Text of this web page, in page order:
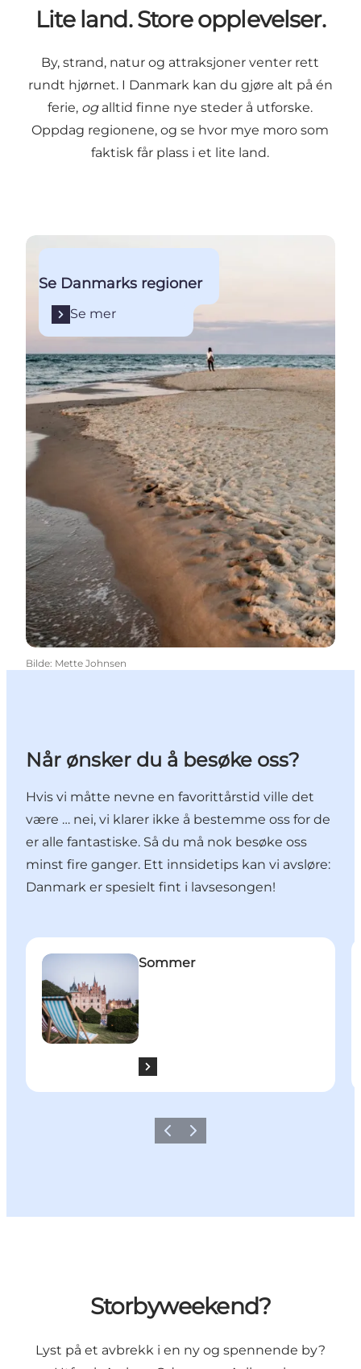
Lite land. Store opplevelser.
By, strand, natur og attraksjoner venter rett
rundt hjørnet. I Danmark kan du gjøre alt på én
ferie, ogalltid finne nye steder å utforske.
Oppdag regionene, og se hvor mye moro som
faktisk får plass i et lite land.
Se mer
Se Danmarks regioner
Se mer
Bilde: Mette Johnsen
Når ønsker du å besøke oss?
Hvis vi måtte nevne en favorittårstid ville det
være … nei, vi klarer ikke å bestemme oss for de
er alle fantastiske. Så du må nok besøke oss
minst fire ganger. Ett innsidetips kan vi avsløre:
Danmark er spesielt fint i lavsesongen!
Sommer
Sommer
ForrigeNeste
Storbyweekend?
Lyst på et avbrekk i en ny og spennende by?